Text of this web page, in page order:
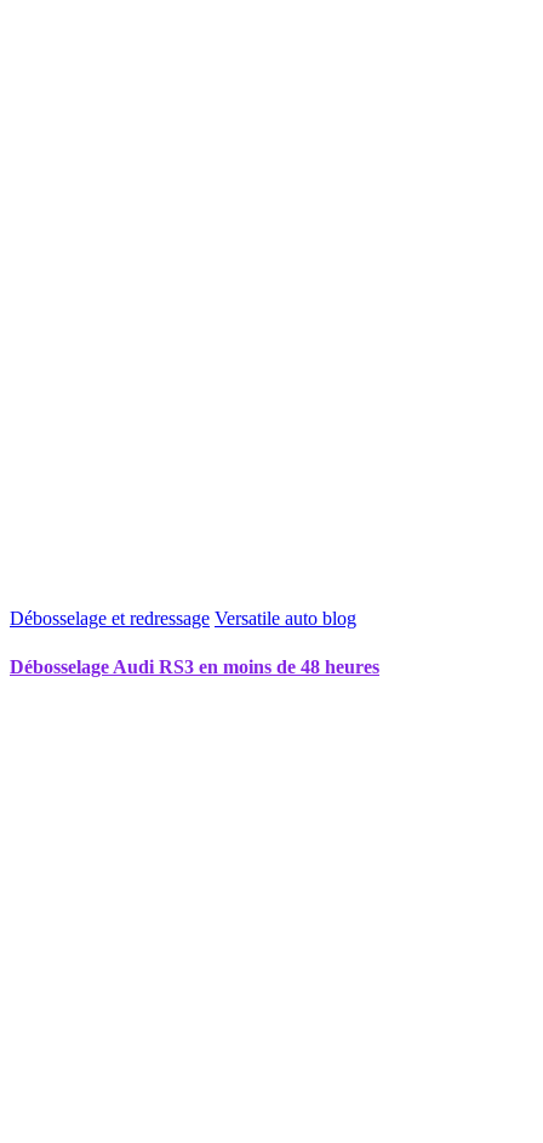
Débosselage et redressage Versatile auto blog
Débosselage Audi RS3 en moins de 48 heures